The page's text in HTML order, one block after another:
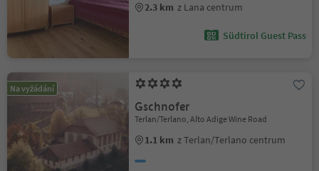
2.3 km z Lana centrum
Südtirol Guest Pass
Na vyžádání
Gschnofer
Terlan/Terlano, Alto Adige Wine Road
1.1 km z Terlan/Terlano centrum